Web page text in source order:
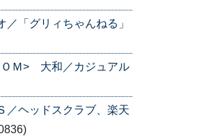
「グリィちゃんねる」
Ｍ> 大和／カジュアル
ヘッドスクラブ、楽天